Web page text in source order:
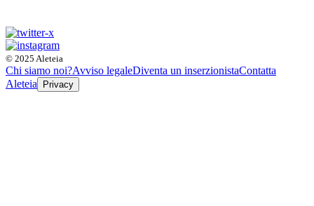
© 2025 Aleteia
Chi siamo noi?Avviso legaleDiventa un inserzionistaContatta
Aleteia
Privacy